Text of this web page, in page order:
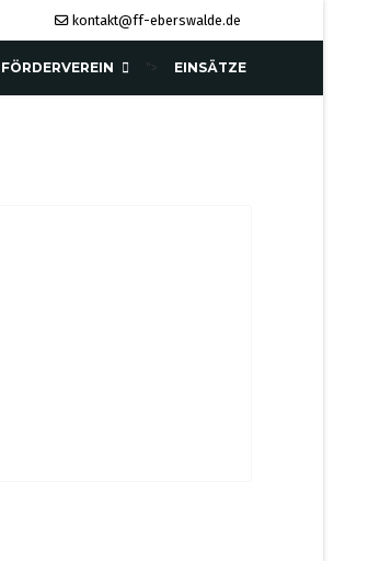
kontakt@ff-eberswalde.de
FÖRDERVEREIN "> EINSÄTZE